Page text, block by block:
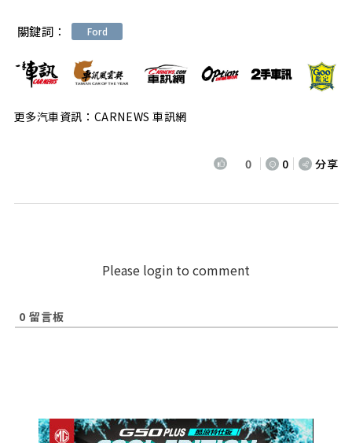
關鍵詞： Ford
更多汽車資訊：CARNEWS 車訊網
0 0 分享
Please login to comment
0 留言板